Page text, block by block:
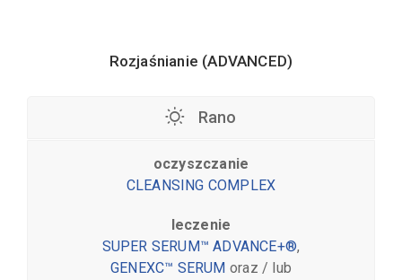
Rozjaśnianie (ADVANCED)
Rano
oczyszczanie
CLEANSING COMPLEX
leczenie
SUPER SERUM™ ADVANCE+®,
GENEXC™ SERUM oraz / lub